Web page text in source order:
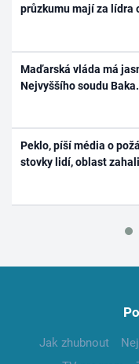
průzkumu mají za lídra
Maďarská vláda má
Nejvyššího soudu
Peklo, píší média o
stovky lidí, oblast
Jak zhubnout